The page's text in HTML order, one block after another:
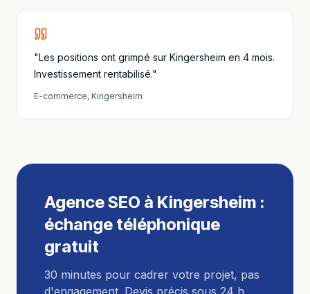
"Les positions ont grimpé sur Kingersheim en 4 mois.
Investissement rentabilisé."
E-commerce, Kingersheim
Agence SEO à Kingersheim :
échange téléphonique
gratuit
30 minutes pour cadrer votre projet, pas
d'engagement. Devis précis sous 24 h.